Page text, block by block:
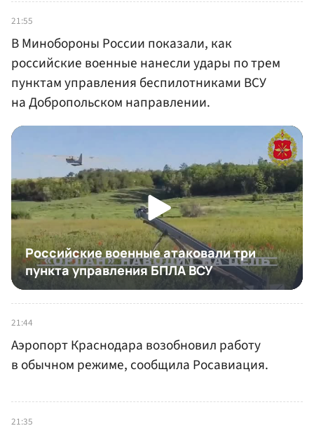
21:55
В Минобороны России показали, как
российские военные нанесли удары по трем
пунктам управления беспилотниками ВСУ
на Добропольском направлении.
21:44
Аэропорт Краснодара возобновил работу
в обычном режиме, сообщила Росавиация.
21:35